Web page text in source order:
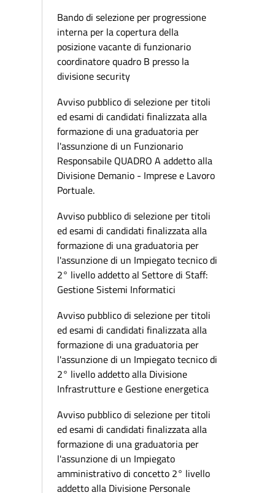
Bando di selezione per progressione
interna per la copertura della
posizione vacante di funzionario
coordinatore quadro B presso la
divisione security
Avviso pubblico di selezione per titoli
ed esami di candidati finalizzata alla
formazione di una graduatoria per
l'assunzione di un Funzionario
Responsabile QUADRO A addetto alla
Divisione Demanio - Imprese e Lavoro
Portuale.
Avviso pubblico di selezione per titoli
ed esami di candidati finalizzata alla
formazione di una graduatoria per
l'assunzione di un Impiegato tecnico di
2° livello addetto al Settore di Staff:
Gestione Sistemi Informatici
Avviso pubblico di selezione per titoli
ed esami di candidati finalizzata alla
formazione di una graduatoria per
l'assunzione di un Impiegato tecnico di
2° livello addetto alla Divisione
Infrastrutture e Gestione energetica
Avviso pubblico di selezione per titoli
ed esami di candidati finalizzata alla
formazione di una graduatoria per
l'assunzione di un Impiegato
amministrativo di concetto 2° livello
addetto alla Divisione Personale